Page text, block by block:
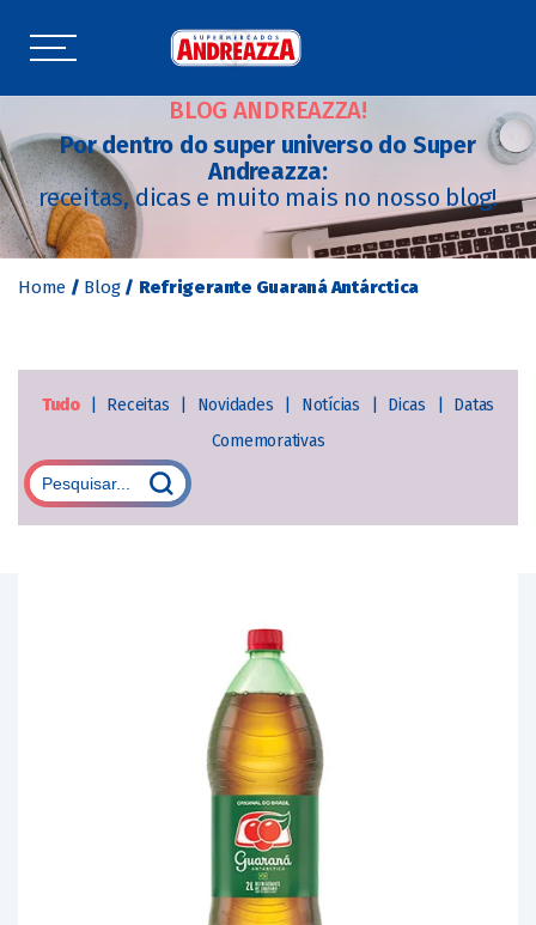
BLOG ANDREAZZA!
Por dentro do super universo do Super
Andreazza:
receitas, dicas e muito mais no nosso blog!
Home / Blog / Refrigerante Guaraná Antárctica
Tudo Receitas Novidades Notícias Dicas
Datas
Comemorativas